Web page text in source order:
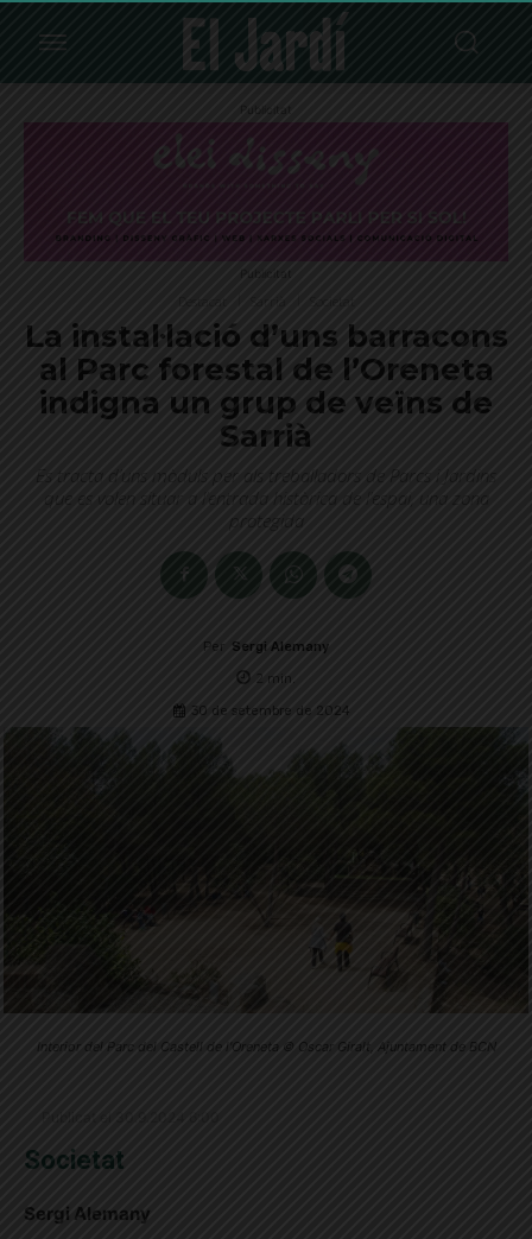
Publicitat
Publicitat
La instal·lació d’uns barracons
al Parc forestal de l’Oreneta
indigna un grup de veïns de
Sarrià
Es tracta d’uns mòduls per als treballadors de Parcs i Jardins
que es volen situar a l’entrada històrica de l’espai, una zona
protegida
Per Sergi Alemany
2 min.
30 de setembre de 2024
Interior del Parc del Castell de l'Oreneta © Oscar Giralt, Ajuntament de BCN
Societat
Sergi Alemany